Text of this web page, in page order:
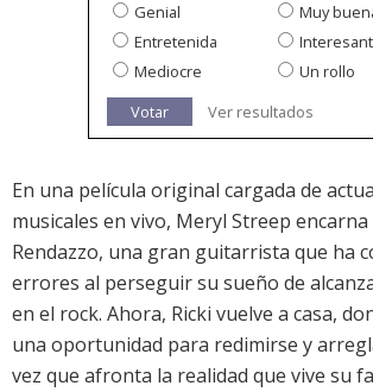
Genial
Muy
Entretenida
Mediocre
Un rollo
Votar
Ver resultados
En una película original cargada de
musicales en vivo, Meryl Streep encarna
Rendazzo, una gran guitarrista que ha
errores al perseguir su sueño de
en el rock. Ahora, Ricki vuelve a casa,
una oportunidad para redimirse y
vez que afronta la realidad que vive su